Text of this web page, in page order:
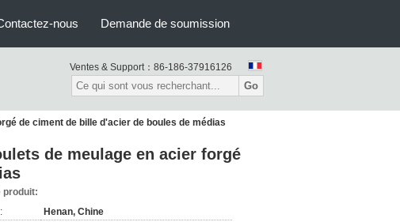
nous Demande de soumission
Ventes & Support： 86-186-37916126
Go
de ciment de bille d'acier de boules de médias
de meulage en acier forgé
produit:
Henan, Chine